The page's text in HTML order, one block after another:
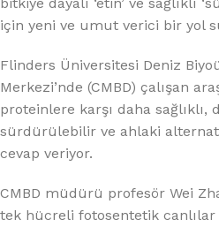
için yeni ve umut verici bir yol
Flinders Üniversitesi Deniz
Merkezi’nde (CMBD) çalışan
proteinlere karşı daha sağlıklı,
sürdürülebilir ve ahlaki
cevap veriyor.
CMBD müdürü profesör Wei
tek hücreli fotosentetik canlılar